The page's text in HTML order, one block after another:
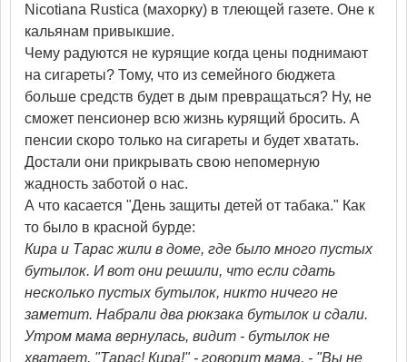
Nicotiana Rustica (махорку) в тлеющей газете. Оне к
кальянам привыкшие.
Чему радуются не курящие когда цены поднимают
на сигареты? Тому, что из семейного бюджета
больше средств будет в дым превращаться? Ну, не
сможет пенсионер всю жизнь курящий бросить. А
пенсии скоро только на сигареты и будет хватать.
Достали они прикрывать свою непомерную
жадность заботой о нас.
А что касается "День защиты детей от табака." Как
то было в красной бурде:
Кира и Тарас жили в доме, где было много пустых
бутылок. И вот они решили, что если сдать
несколько пустых бутылок, никто ничего не
заметит. Набрали два рюкзака бутылок и сдали.
Утром мама вернулась, видит - бутылок не
хватает. "Тарас! Кира!" - говорит мама, - "Вы не